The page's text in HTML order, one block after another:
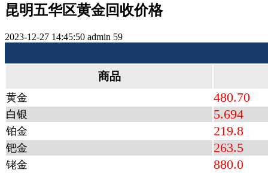
昆明五华区黄金回收价格
2023-12-27 14:45:50 admin 59
商品
黄金 480.70
白银 5.694
铂金 219.8
钯金 263.5
铑金 880.0